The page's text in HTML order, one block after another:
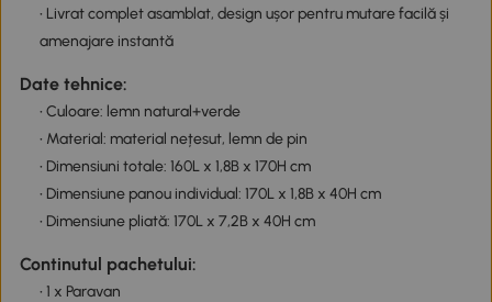
• Livrat complet asamblat, design ușor pentru mutare facilă și
amenajare instantă
Date tehnice:
• Culoare: lemn natural+verde
• Material: material nețesut, lemn de pin
• Dimensiuni totale: 160L x 1,8B x 170H cm
• Dimensiune panou individual: 170L x 1,8B x 40H cm
• Dimensiune pliată: 170L x 7,2B x 40H cm
Continutul pachetului:
• 1 x Paravan